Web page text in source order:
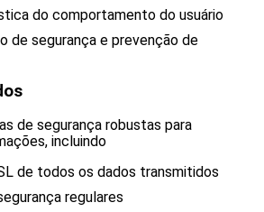
do comportamento do usuário
de segurança e prevenção de
de segurança robustas para
incluindo
de todos os dados transmitidos
regulares